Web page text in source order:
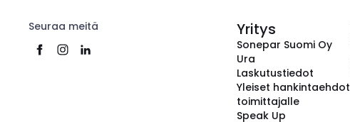
Seuraa meitä Yritys
Sonepar Suomi Oy
Ura
Laskutustiedot
Yleiset hankintaehdot
toimittajalle
Speak Up